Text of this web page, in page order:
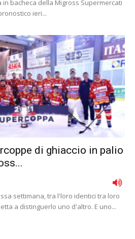
bacheca della Migross Supermercati
ieri...
di ghiaccio in palio
settimana, tra l'loro identici tra loro
a distinguerlo uno d'altro. E uno...